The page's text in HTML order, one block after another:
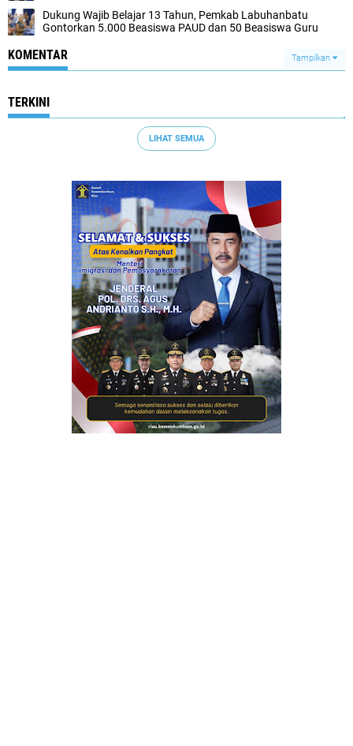
Dukung Wajib Belajar 13 Tahun, Pemkab Labuhanbatu
Gontorkan 5.000 Beasiswa PAUD dan 50 Beasiswa Guru
KOMENTAR Tampilkan
TERKINI
LIHAT SEMUA